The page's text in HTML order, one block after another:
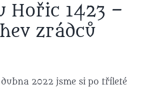
Hořic 1423 –
zrádců
dubna 2022 jsme si po tříleté